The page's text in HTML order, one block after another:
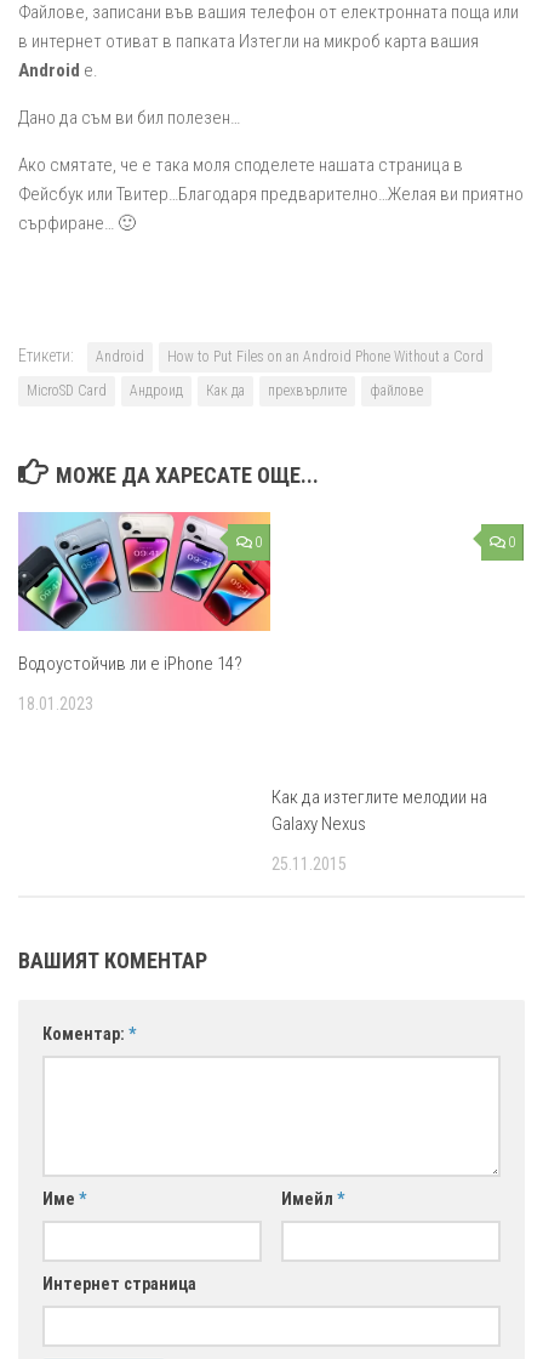
Файлове, записани във вашия телефон от електронната поща или
в интернет отиват в папката Изтегли на микроб карта вашия
Android е.
Дано да съм ви бил полезен…
Ако смятате, че е така моля споделете нашата страница в
Фейсбук или Твитер…Благодаря предварително…Желая ви приятно
сърфиране… 🙂
Етикети: Android
How to Put Files on an Android Phone Without a Cord
MicroSD Card
Андроид Как да прехвърлите файлове
МОЖЕ ДА ХАРЕСАТЕ ОЩЕ...
0
Водоустойчив ли е iPhone 14?
18.01.2023
0
Как да изтеглите мелодии на
Galaxy Nexus
25.11.2015
ВАШИЯТ КОМЕНТАР
Коментар: *
Име * Имейл *
Интернет страница